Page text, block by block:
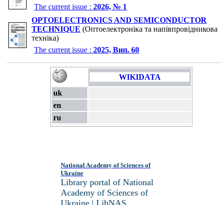
The current issue :2026, № 1
OPTOELECTRONICS AND SEMICONDUCTOR
TECHNIQUE (Оптоелектроніка та напівпровідникова
техніка)
The current issue :2025, Вип. 60
WIKIDATA
uk
en
ru
National Academy of Sciences of
Ukraine
Library portal of National
Academy of Sciences of
Ukraine | LibNAS